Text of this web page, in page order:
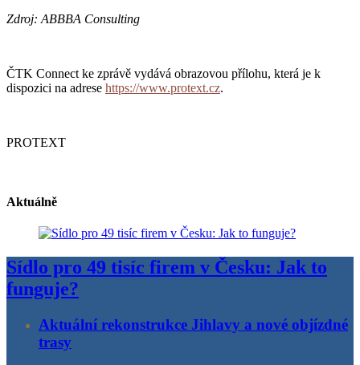
Zdroj: ABBBA Consulting
ČTK Connect ke zprávě vydává obrazovou přílohu, která je k
dispozici na adrese https://www.protext.cz.
PROTEXT
Aktuálně
Sídlo pro 49 tisíc firem v Česku: Jak to
funguje?
Aktuální rekonstrukce Jihlavy a nové objízdné
trasy